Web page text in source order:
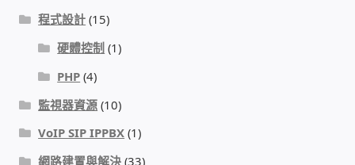
程式設計 (15)
硬體控制 (1)
PHP (4)
監視器資源 (10)
VoIP SIP IPPBX (1)
網路建置與解決 (33)